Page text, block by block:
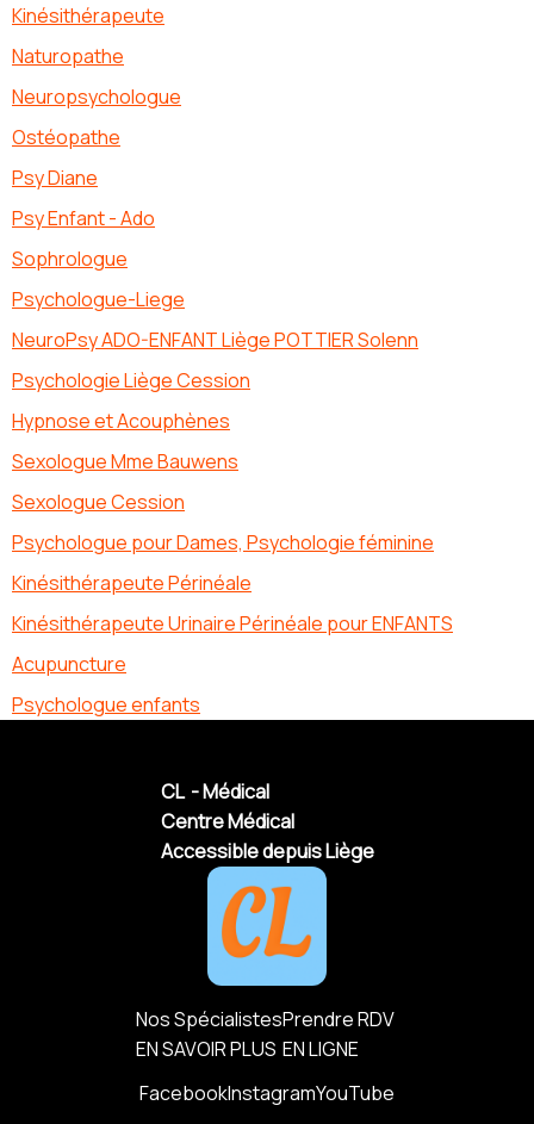
Kinésithérapeute
Naturopathe
Neuropsychologue
Ostéopathe
Psy Diane
Psy Enfant - Ado
Sophrologue
Psychologue-Liege
NeuroPsy ADO-ENFANT Liège POTTIER Solenn
Psychologie Liège Cession
Hypnose et Acouphènes
Sexologue Mme Bauwens
Sexologue Cession
Psychologue pour Dames, Psychologie féminine
Kinésithérapeute Périnéale
Kinésithérapeute Urinaire Périnéale pour ENFANTS
Acupuncture
Psychologue enfants
CL - Médical
Centre Médical
Accessible depuis Liège
Nos Spécialistes
EN SAVOIR PLUS
Prendre RDV
EN LIGNE
FacebookInstagramYouTube